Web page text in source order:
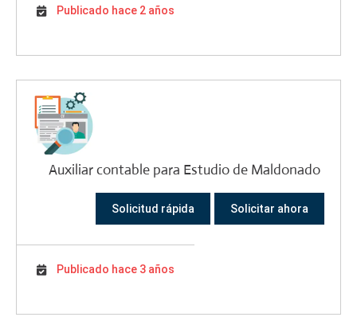
Publicado hace 2 años
Auxiliar contable para Estudio de Maldonado
Solicitud rápida Solicitar ahora
Publicado hace 3 años